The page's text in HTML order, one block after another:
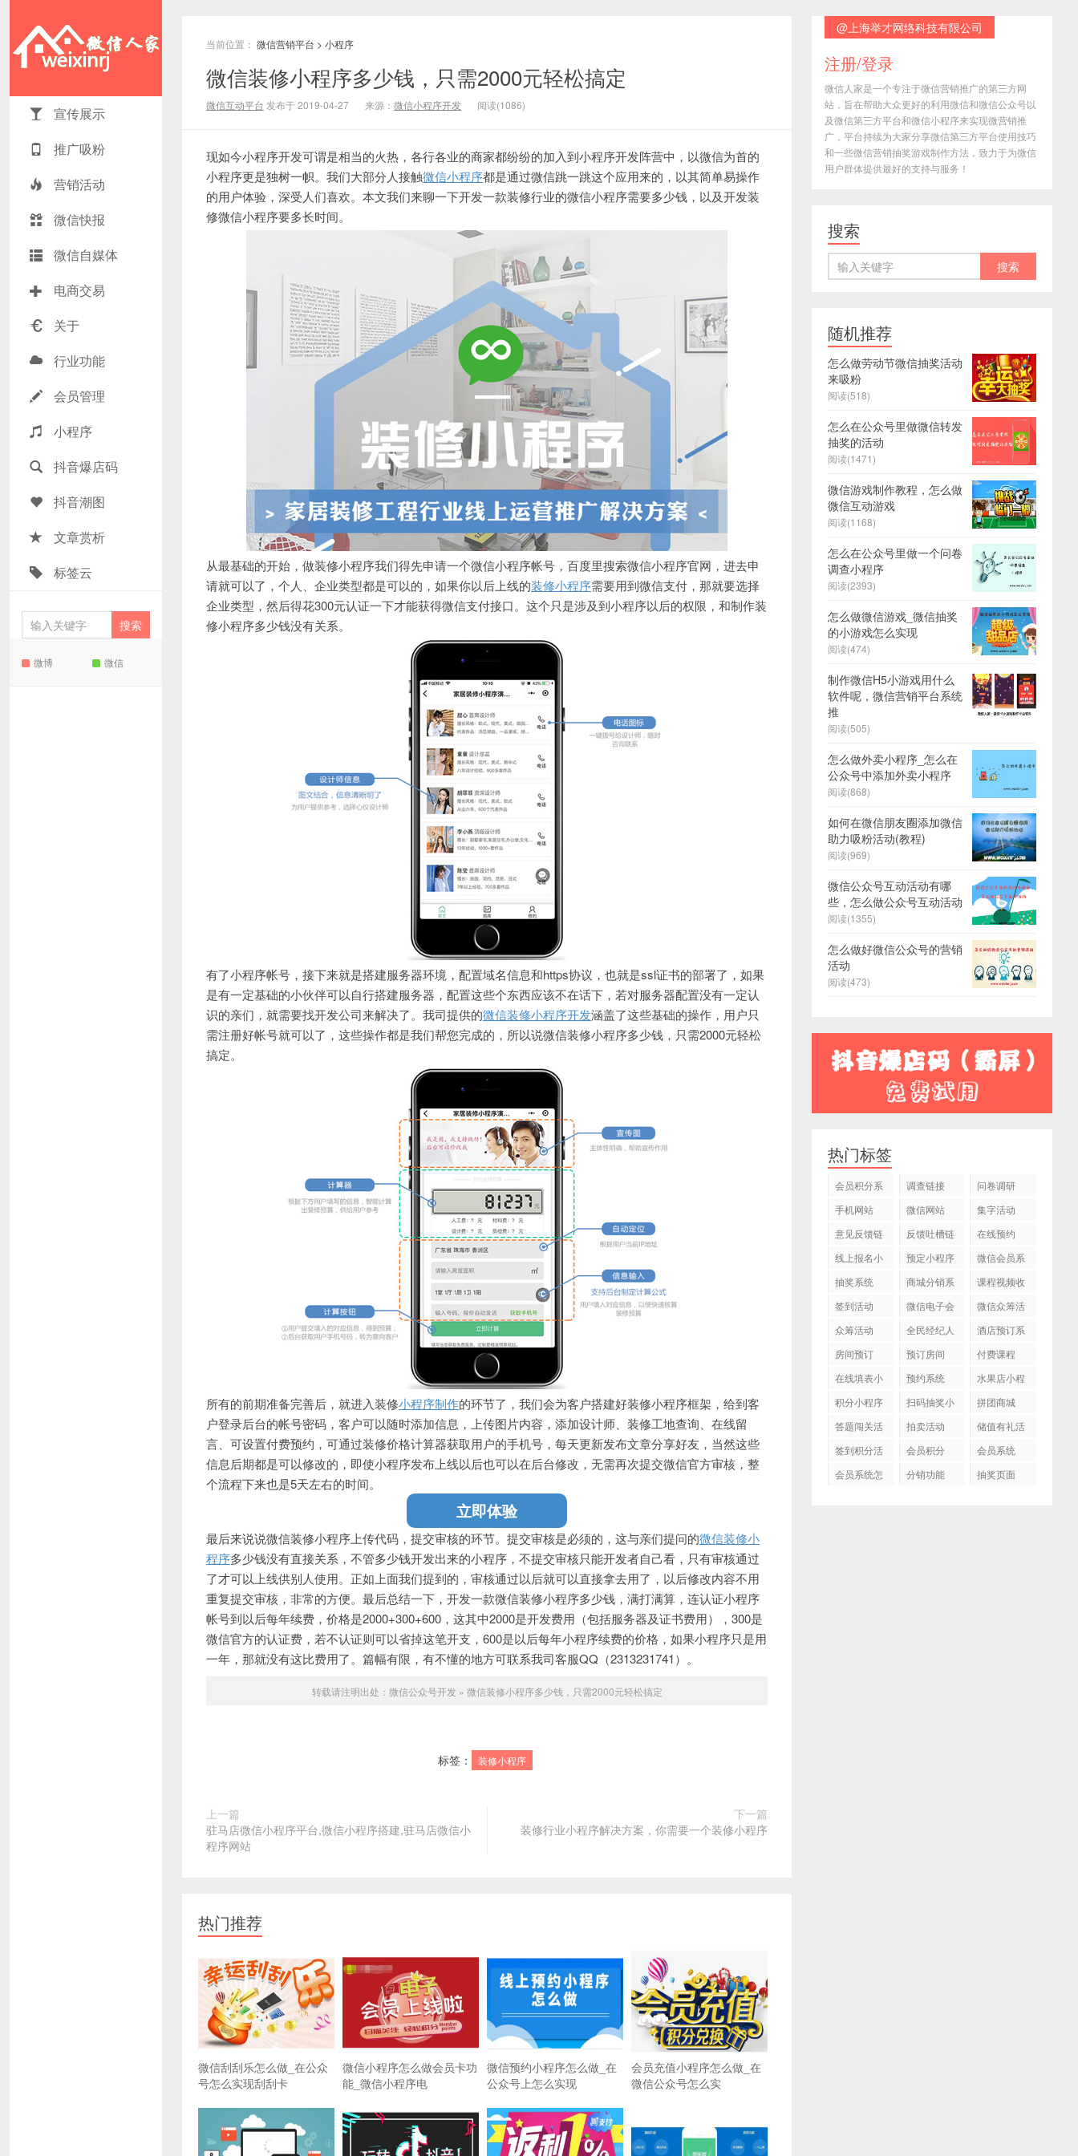
宣传展示
推广吸粉
营销活动
微信快报
微信自媒体
电商交易
关于
行业功能
会员管理
小程序
抖音爆店码
抖音潮图
文章赏析
标签云
微博 微信
当前位置： 微信营销平台 > 小程序
微信装修小程序多少钱，只需2000元轻松搞定
微信互动平台 发布于 2019-04-27 来源： 微信小程序开发 阅读(1086)
现如今小程序开发可谓是相当的火热，各行各业的商家都纷纷的加入到小程序开发阵营中，以微信为首的
小程序更是独树一帜。我们大部分人接触微信小程序都是通过微信跳一跳这个应用来的，以其简单易操作
的用户体验，深受人们喜欢。本文我们来聊一下开发一款装修行业的微信小程序需要多少钱，以及开发装
修微信小程序要多长时间。
从最基础的开始，做装修小程序我们得先申请一个微信小程序帐号，百度里搜索微信小程序官网，进去申
请就可以了，个人、企业类型都是可以的，如果你以后上线的装修小程序需要用到微信支付，那就要选择
企业类型，然后得花300元认证一下才能获得微信支付接口。这个只是涉及到小程序以后的权限，和制作装
修小程序多少钱没有关系。
有了小程序帐号，接下来就是搭建服务器环境，配置域名信息和https协议，也就是ssl证书的部署了，如果
是有一定基础的小伙伴可以自行搭建服务器，配置这些个东西应该不在话下，若对服务器配置没有一定认
识的亲们，就需要找开发公司来解决了。我司提供的微信装修小程序开发涵盖了这些基础的操作，用户只
需注册好帐号就可以了，这些操作都是我们帮您完成的，所以说微信装修小程序多少钱，只需2000元轻松
搞定。
所有的前期准备完善后，就进入装修小程序制作的环节了，我们会为客户搭建好装修小程序框架，给到客
户登录后台的帐号密码，客户可以随时添加信息，上传图片内容，添加设计师、装修工地查询、在线留
言、可设置付费预约，可通过装修价格计算器获取用户的手机号，每天更新发布文章分享好友，当然这些
信息后期都是可以修改的，即使小程序发布上线以后也可以在后台修改，无需再次提交微信官方审核，整
个流程下来也是5天左右的时间。
立即体验
最后来说说微信装修小程序上传代码，提交审核的环节。提交审核是必须的，这与亲们提问的微信装修小
程序多少钱没有直接关系，不管多少钱开发出来的小程序，不提交审核只能开发者自己看，只有审核通过
了才可以上线供别人使用。正如上面我们提到的，审核通过以后就可以直接拿去用了，以后修改内容不用
重复提交审核，非常的方便。最后总结一下，开发一款微信装修小程序多少钱，满打满算，连认证小程序
帐号到以后每年续费，价格是2000+300+600，这其中2000是开发费用（包括服务器及证书费用），300是
微信官方的认证费，若不认证则可以省掉这笔开支，600是以后每年小程序续费的价格，如果小程序只是用
一年，那就没有这比费用了。篇幅有限，有不懂的地方可联系我司客服QQ（2313231741）。
转载请注明出处： 微信公众号开发 » 微信装修小程序多少钱，只需2000元轻松搞定
标签： 装修小程序
上一篇
驻马店微信小程序平台,微信小程序搭建,驻马店微信小
程序网站
下一篇
装修行业小程序解决方案，你需要一个装修小程序
热门推荐
微信刮刮乐怎么做_在公众
号怎么实现刮刮卡
微信小程序怎么做会员卡功
能_微信小程序电
微信预约小程序怎么做_在
公众号上怎么实现
会员充值小程序怎么做_在
微信公众号怎么实
@上海举才网络科技有限公司
注册/登录
微信人家是一个专注于微信营销推广的第三方网
站，旨在帮助大众更好的利用微信和微信公众号以
及微信第三方平台和微信小程序来实现微营销推
广，平台持续为大家分享微信第三方平台使用技巧
和一些微信营销抽奖游戏制作方法，致力于为微信
用户群体提供最好的支持与服务！
搜索
随机推荐
怎么做劳动节微信抽奖活动
来吸粉
阅读(518)
怎么在公众号里做微信转发
抽奖的活动
阅读(1471)
微信游戏制作教程，怎么做
微信互动游戏
阅读(1168)
怎么在公众号里做一个问卷
调查小程序
阅读(2393)
怎么做微信游戏_微信抽奖
的小游戏怎么实现
阅读(474)
制作微信H5小游戏用什么
软件呢，微信营销平台系统
推
阅读(505)
怎么做外卖小程序_怎么在
公众号中添加外卖小程序
阅读(868)
如何在微信朋友圈添加微信
助力吸粉活动(教程)
阅读(969)
微信公众号互动活动有哪
些，怎么做公众号互动活动
阅读(1355)
怎么做好微信公众号的营销
活动
阅读(473)
热门标签
会员积分系
调查链接
问卷调研
手机网站
微信网站
集字活动
意见反馈链
反馈吐槽链
在线预约
线上报名小
预定小程序
微信会员系
抽奖系统
商城分销系
课程视频收
签到活动
微信电子会
微信众筹活
众筹活动
全民经纪人
酒店预订系
房间预订 预订房间
付费课程
在线填表小
预约系统
水果店小程
积分小程序
扫码抽奖小
拼团商城
答题闯关活
拍卖活动
储值有礼活
签到积分活
会员积分
会员系统
会员系统怎
分销功能 抽奖页面